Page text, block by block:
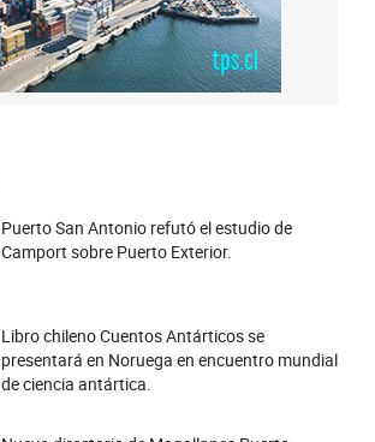
Puerto San Antonio refutó el estudio de
Camport sobre Puerto Exterior.
Libro chileno Cuentos Antárticos se
presentará en Noruega en encuentro mundial
de ciencia antártica.